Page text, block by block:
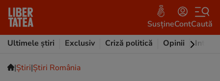
SusțineContCaută
Ultimele știri
Exclusiv Criză politică Opinii
|Ştiri|Știri România